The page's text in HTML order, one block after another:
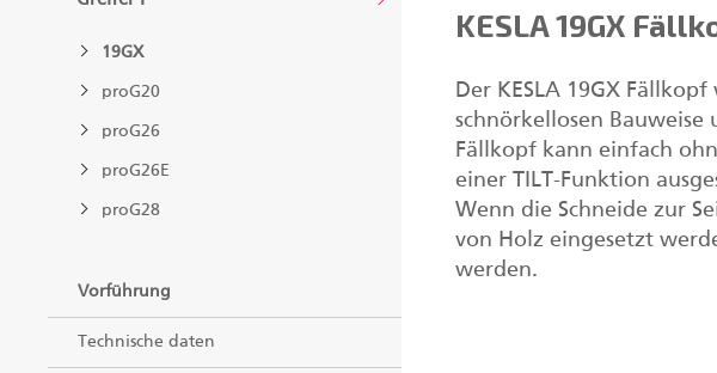
19GX
proG20
proG26
proG26E
proG28
Vorführung
Technische daten
KESLA 19GX
Der KESLA 19GX
schnörkellosen
Fällkopf kann einfach
einer TILT-Funktion
Wenn die Schneide zur
von Holz eingesetzt
werden.